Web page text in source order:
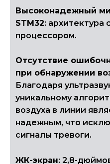
Высоконадежный
STM32: архитектура
процессором.
Отсутствие
при обнаружении
Благодаря
уникальному
воздуха в линии
надежным, что
сигналы тревоги.
ЖК-экран: 2,8-